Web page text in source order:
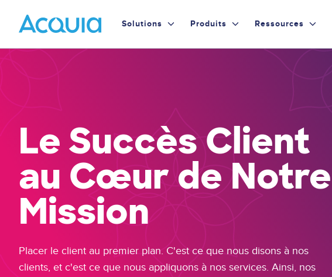
main
content
Primary
Solutions Produits Ressources
Le Succès Client
au Cœur de Notre
Mission
Placer le client au premier plan. C'est ce que nous disons à nos
clients, et c'est ce que nous appliquons à nos services. Ainsi, nos